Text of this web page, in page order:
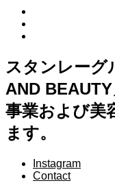
スタンレーグ
AND
事業および美
ます。
Instagram
Contact